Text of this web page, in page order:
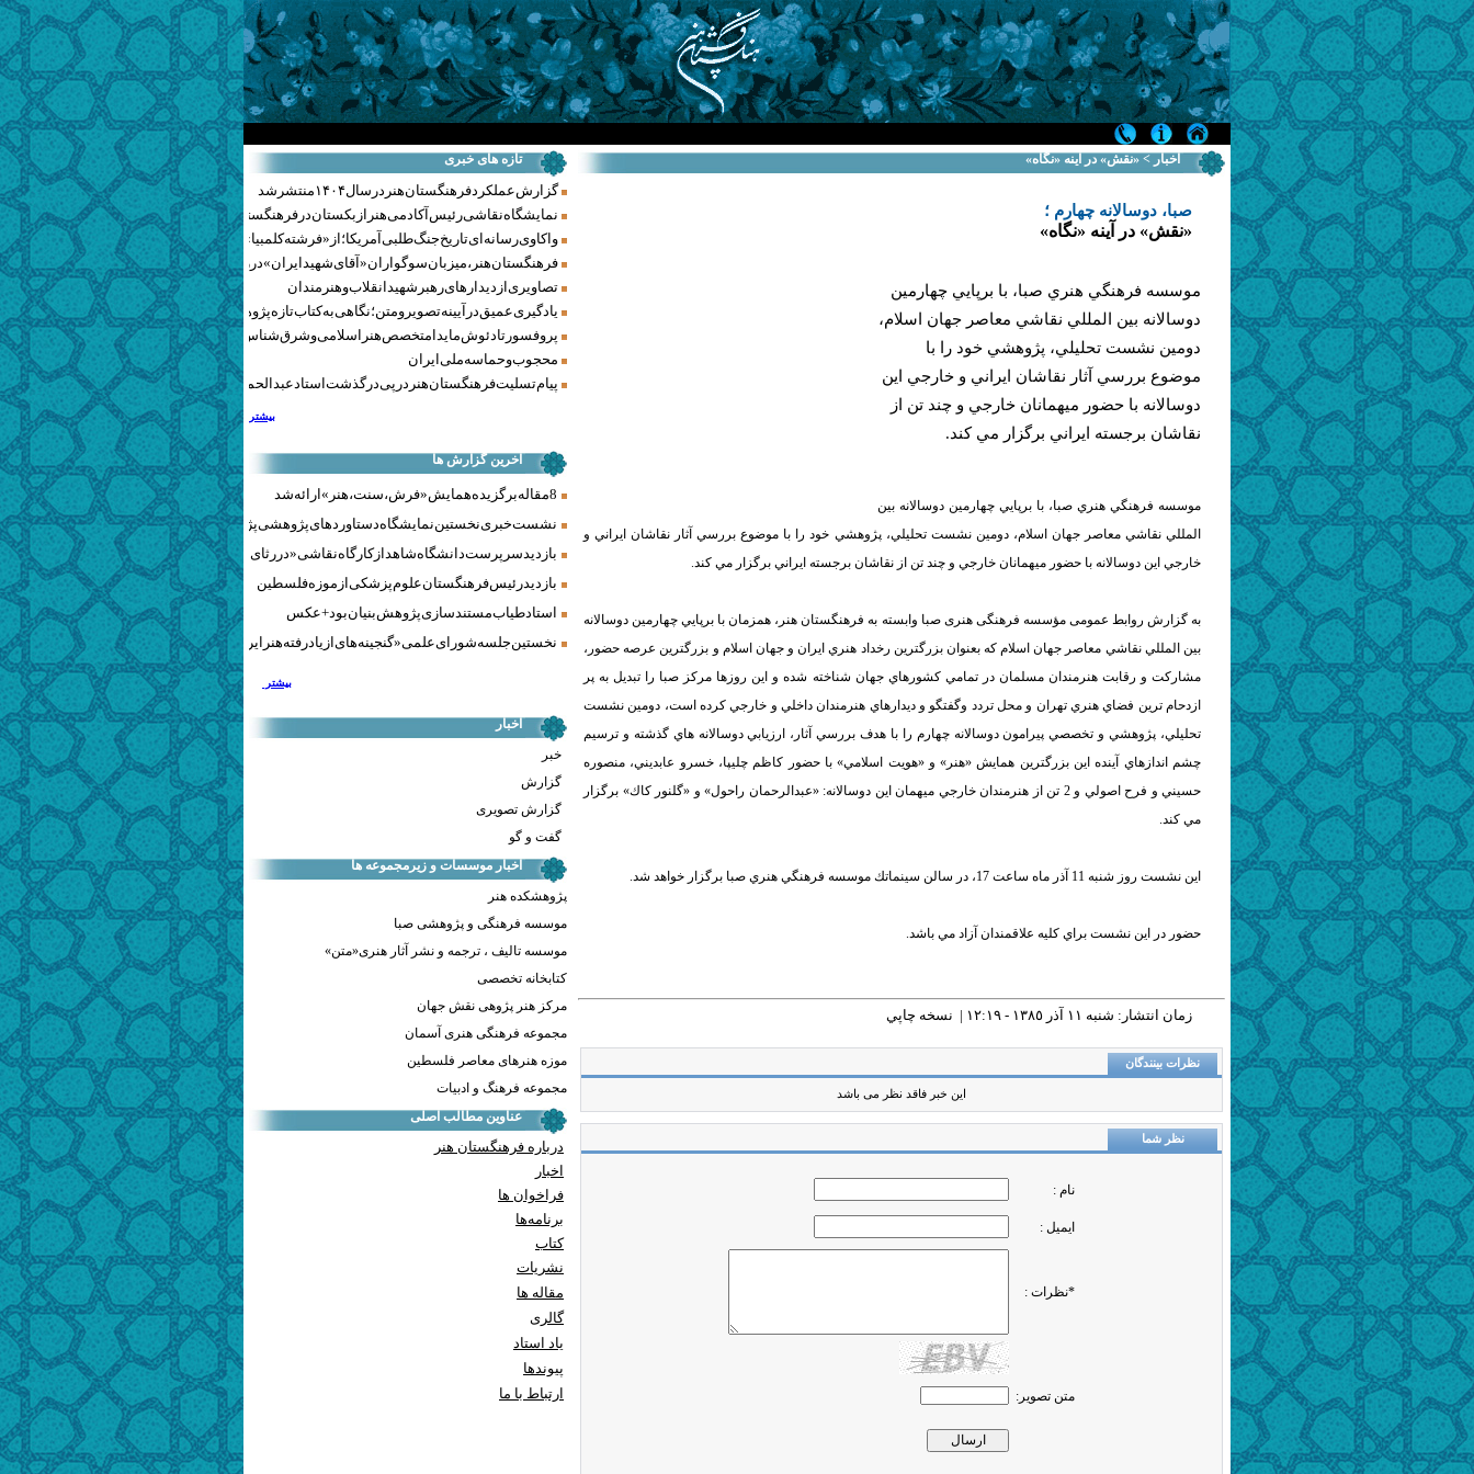
تازه های خبری
گزارش عملکرد فرهنگستان هنر در سال ۱۴۰۴ منتشر شد
نمایشگاه نقاشی رئیس آکادمی هنر ازبکستان در فرهنگستان هنر
واکاوی رسانه‌ای تاریخ جنگ‌طلبی آمریکا؛ از «فرشته کلمبیا» تا پنتاگونیسم هالیوود
فرهنگستان هنر، میزبان سوگواران «آقای شهید ایران» در روزهای وداع شد+ گزارش تصویری
تصاویری از دیدارهای رهبر شهید انقلاب و هنرمندان
یادگیری عمیق در آیینه تصویر و متن؛ نگاهی به کتاب تازه پژوهشکده هنر
پروفسور تادئوش مایدا متخصص هنر اسلامی و شرق‌شناس لهستانی درگذشت
محجوب و حماسه ملی ایران
پیام تسلیت فرهنگستان هنر در پی درگذشت استاد عبدالحمید نقره‌کار
بیشتر
آخرین گزارش ها
8 مقاله برگزیده همایش «فرش، سنت، هنر» ارائه شد
نشست خبری نخستین نمایشگاه دستاوردهای پژوهشی پژوهشگاه‌های هنری
بازدید سرپرست دانشگاه شاهد از کارگاه نقاشی «در رثای سیمرغ تجلی»
بازدید رئیس فرهنگستان علوم پزشکی از موزه فلسطین
استاد طیاب مستندسازی پژوهش‌بنیان بود + عکس
نخستین جلسه شورای علمی «گنجینه‌های ازیادرفته هنر ایران» برگزار شد
بیشتر
اخبار
خبر
گزارش
گزارش تصویری
گفت و گو
اخبار موسسات و زیرمجموعه ها
پژوهشکده هنر
موسسه فرهنگی و پژوهشی صبا
موسسه تالیف ، ترجمه و نشر آثار هنری«متن»
کتابخانه تخصصی
مرکز هنر پژوهی نقش جهان
مجموعه فرهنگی هنری آسمان
موزه هنرهای معاصر فلسطین
مجموعه فرهنگ و ادبیات
عناوین مطالب اصلی
درباره فرهنگستان هنر
اخبار
فراخوان ها
برنامه‌ها
کتاب
نشریات
مقاله ها
گالری
یاد استاد
پيوندها
ارتباط با ما
اخبار > «نقش» در آينه «نگاه»
صبا، دوسالانه چهارم ؛
«نقش» در آينه «نگاه»
موسسه فرهنگي هنري صبا، با برپايي چهارمين
دوسالانه بين المللي نقاشي معاصر جهان اسلام،
دومين نشست تحليلي، پژوهشي خود را با
موضوع بررسي آثار نقاشان ايراني و خارجي اين
دوسالانه با حضور ميهمانان خارجي و چند تن از
نقاشان برجسته ايراني برگزار مي كند.
موسسه فرهنگي هنري صبا، با برپايي چهارمين دوسالانه بين
المللي نقاشي معاصر جهان اسلام، دومين نشست تحليلي، پژوهشي خود را با موضوع بررسي آثار نقاشان ايراني و
خارجي اين دوسالانه با حضور ميهمانان خارجي و چند تن از نقاشان برجسته ايراني برگزار مي كند.
به گزارش روابط عمومی مؤسسه فرهنگی هنری صبا وابسته به فرهنگستان هنر، همزمان با برپايي چهارمين دوسالانه
بين المللي نقاشي معاصر جهان اسلام كه بعنوان بزرگترين رخداد هنري ايران و جهان اسلام و بزرگترين عرصه حضور،
مشاركت و رقابت هنرمندان مسلمان در تمامي كشورهاي جهان شناخته شده و اين روزها مركز صبا را تبديل به پر
ازدحام ترين فضاي هنري تهران و محل تردد وگفتگو و ديدارهاي هنرمندان داخلي و خارجي كرده است، دومين نشست
تحليلي، پژوهشي و تخصصي پيرامون دوسالانه چهارم را با هدف بررسي آثار، ارزيابي دوسالانه هاي گذشته و ترسيم
چشم اندازهاي آينده اين بزرگترين همايش «هنر» و «هويت اسلامي» با حضور كاظم چليپا، خسرو عابديني، منصوره
حسيني و فرح اصولي و 2 تن از هنرمندان خارجي ميهمان اين دوسالانه: «عبدالرحمان راحول» و «گلنور كاك» برگزار
مي كند.
اين نشست روز شنبه 11 آذر ماه ساعت 17، در سالن سينماتك موسسه فرهنگي هنري صبا برگزار خواهد شد.
حضور در اين نشست براي كليه علاقمندان آزاد مي باشد.
زمان انتشار: شنبه ١١ آذر ١٣٨٥ - ١٢:١٩ | نسخه چاپي
نظرات بینندگان
این خبر فاقد نظر می باشد
نظر شما
نام :
ایمیل :
*نظرات :
متن تصویر: